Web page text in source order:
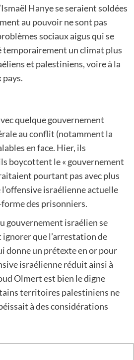
Hanye se seraient soldées
au pouvoir ne sont pas
sociaux aigus qui se
temporairement un climat plus
et palestiniens, voire à la
quelque gouvernement
au conflit (notamment la
en face. Hier, ils
boycottent le « gouvernement
pourtant pas avec plus
israélienne actuelle
des prisonniers.
gouvernement israélien se
que l’arrestation de
donne un prétexte en or pour
israélienne réduit ainsi à
Olmert est bien le digne
territoires palestiniens ne
à des considérations